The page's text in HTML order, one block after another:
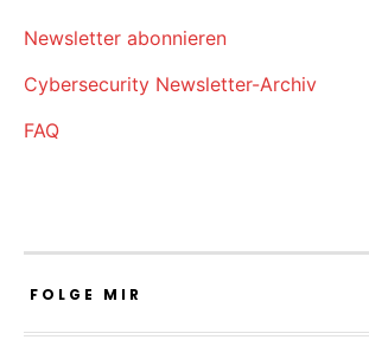
Newsletter abonnieren
Cybersecurity Newsletter-Archiv
FAQ
FOLGE MIR